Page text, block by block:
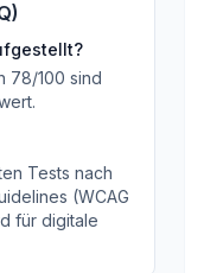
78/100 sind
.
Tests nach
(WCAG
für digitale